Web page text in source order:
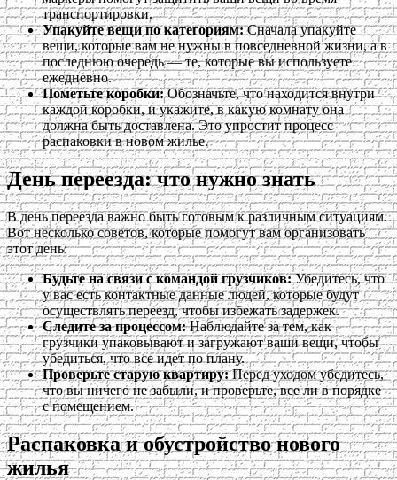
транспортировки.
Упакуйте вещи по категориям:Сначала упакуйте
вещи, которые вам не нужны в повседневной жизни, а в
последнюю очередь — те, которые вы используете
ежедневно.
Пометьте коробки:Обозначьте, что находится внутри
каждой коробки, и укажите, в какую комнату она
должна быть доставлена. Это упростит процесс
распаковки в новом жилье.
День переезда: что нужно знать
В день переезда важно быть готовым к различным ситуациям.
Вот несколько советов, которые помогут вам организовать
этот день:
Будьте на связи с командой грузчиков:Убедитесь, что
у вас есть контактные данные людей, которые будут
осуществлять переезд, чтобы избежать задержек.
Следите за процессом:Наблюдайте за тем, как
грузчики упаковывают и загружают ваши вещи, чтобы
убедиться, что все идет по плану.
Проверьте старую квартиру:Перед уходом убедитесь,
что вы ничего не забыли, и проверьте, все ли в порядке
с помещением.
Распаковка и обустройство нового
жилья